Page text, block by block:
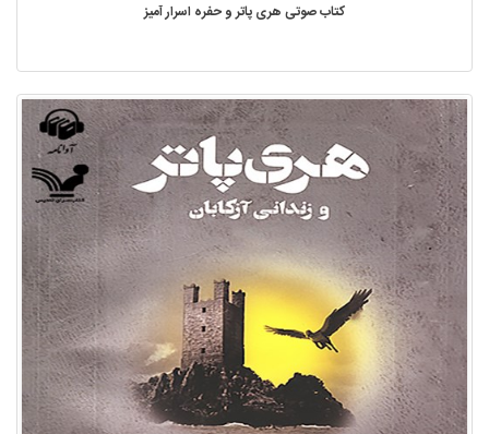
کتاب صوتی هری پاتر و حفره اسرار آمیز